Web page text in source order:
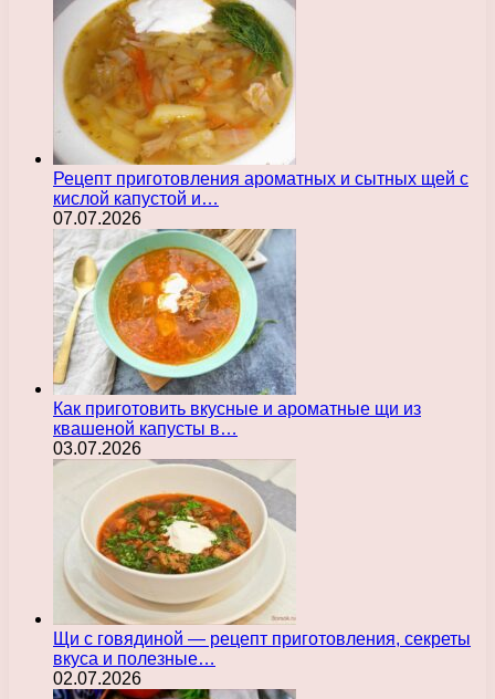
Рецепт приготовления ароматных и сытных щей с
кислой капустой и…
07.07.2026
Как приготовить вкусные и ароматные щи из
квашеной капусты в…
03.07.2026
Щи с говядиной — рецепт приготовления, секреты
вкуса и полезные…
02.07.2026